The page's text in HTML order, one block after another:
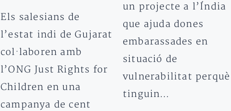
Els salesians de
l’estat indi de Gujarat
col·laboren amb
l’ONG Just Rights for
Children en una
campanya de cent
un projecte a l’Índia
que ajuda dones
embarassades en
situació de
vulnerabilitat perquè
tinguin…